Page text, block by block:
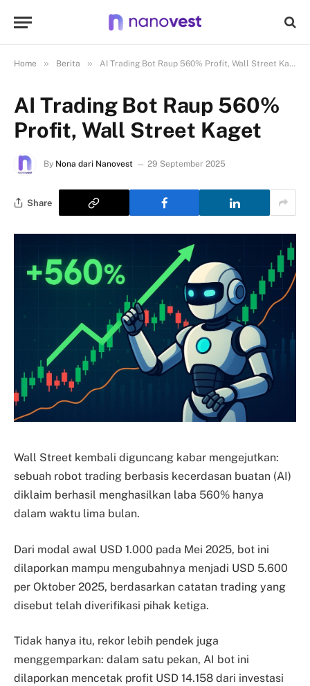
Home » Berita » AI Trading Bot Raup 560% Profit, Wall Street Kaget
AI Trading Bot Raup 560%
Profit, Wall Street Kaget
By Nona dari Nanovest 29 September 2025
Share
Wall Street kembali diguncang kabar mengejutkan:
sebuah robot trading berbasis kecerdasan buatan (AI)
diklaim berhasil menghasilkan laba 560% hanya
dalam waktu lima bulan.
Dari modal awal USD 1.000 pada Mei 2025, bot ini
dilaporkan mampu mengubahnya menjadi USD 5.600
per Oktober 2025, berdasarkan catatan trading yang
disebut telah diverifikasi pihak ketiga.
Tidak hanya itu, rekor lebih pendek juga
menggemparkan: dalam satu pekan, AI bot ini
dilaporkan mencetak profit USD 14.158 dari investasi